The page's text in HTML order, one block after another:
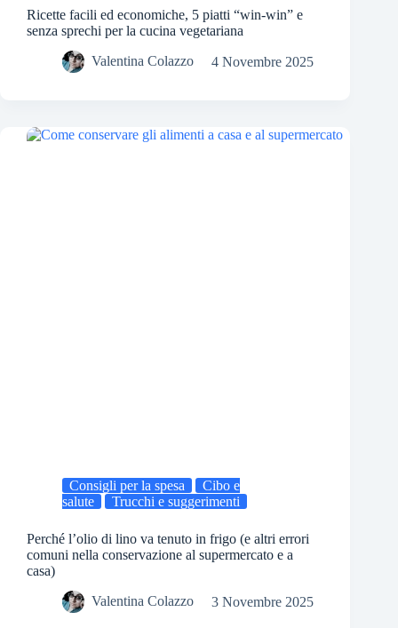
Ricette facili ed economiche, 5 piatti “win-win” e
senza sprechi per la cucina vegetariana
Valentina Colazzo 4 Novembre 2025
Consigli per la spesa
Cibo e
salute
Trucchi e suggerimenti
Perché l’olio di lino va tenuto in frigo (e altri errori
comuni nella conservazione al supermercato e a
casa)
Valentina Colazzo 3 Novembre 2025